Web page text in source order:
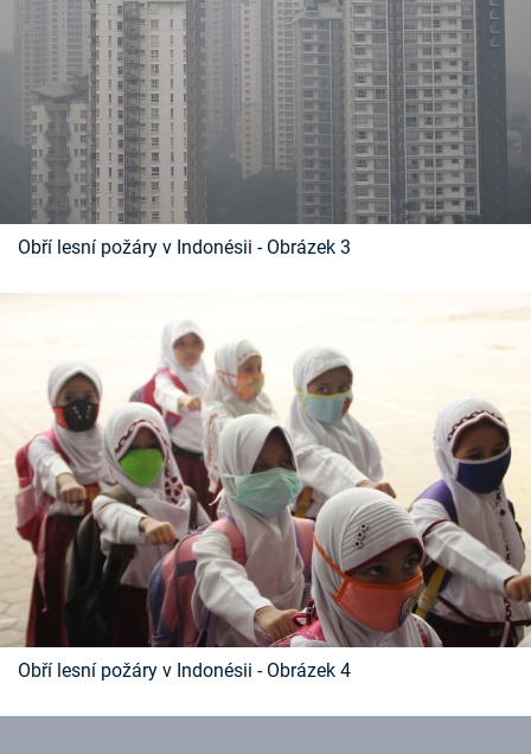
Obří lesní požáry v Indonésii - Obrázek 3
Obří lesní požáry v Indonésii - Obrázek 4